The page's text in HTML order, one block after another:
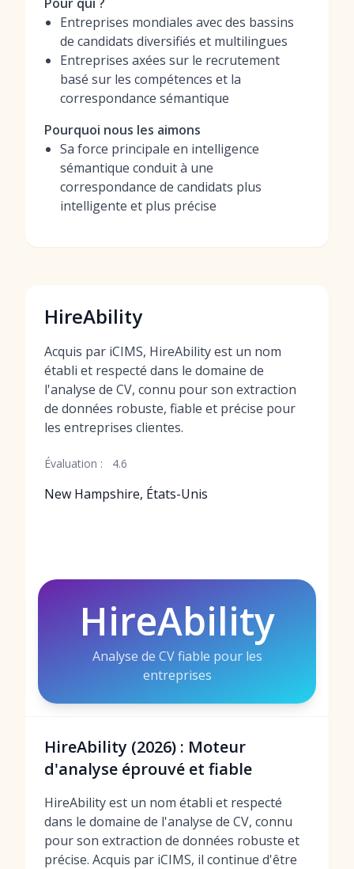
Entreprises mondiales avec des bassins
de candidats diversifiés et multilingues
Entreprises axées sur le recrutement
basé sur les compétences et la
correspondance sémantique
Pourquoi nous les aimons
Sa force principale en intelligence
sémantique conduit à une
correspondance de candidats plus
intelligente et plus précise
HireAbility
Acquis par iCIMS, HireAbility est un nom
établi et respecté dans le domaine de
l'analyse de CV, connu pour son extraction
de données robuste, fiable et précise pour
les entreprises clientes.
Évaluation : 4.6
New Hampshire, États-Unis
HireAbility
Analyse de CV fiable pour les
entreprises
HireAbility (2026) : Moteur
d'analyse éprouvé et fiable
HireAbility est un nom établi et respecté
dans le domaine de l'analyse de CV, connu
pour son extraction de données robuste et
précise. Acquis par iCIMS, il continue d'être